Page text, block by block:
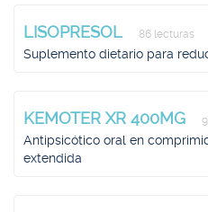
LISOPRESOL 86 lecturas
Suplemento dietario para
KEMOTER XR 400MG
Antipsicótico oral en
extendida